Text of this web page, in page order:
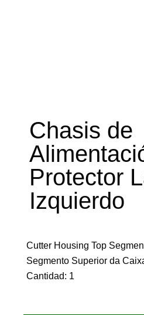
Chasis de
Protector
Izquierdo
Cutter Housing Top
Segmento Superior da
Cantidad: 1